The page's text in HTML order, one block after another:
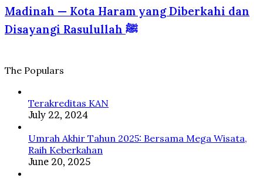
Psikologi
dan
Islam
Sumatera
ke
Tanah
Kota
Haram
yang
Disayangi
Madinah — Kota Haram yang Diberkahi dan
Disayangi Rasulullah ﷺ
The Populars
Terakreditas KAN
July 22, 2024
Umrah Akhir Tahun 2025: Bersama Mega Wisata,
Raih Keberkahan
June 20, 2025